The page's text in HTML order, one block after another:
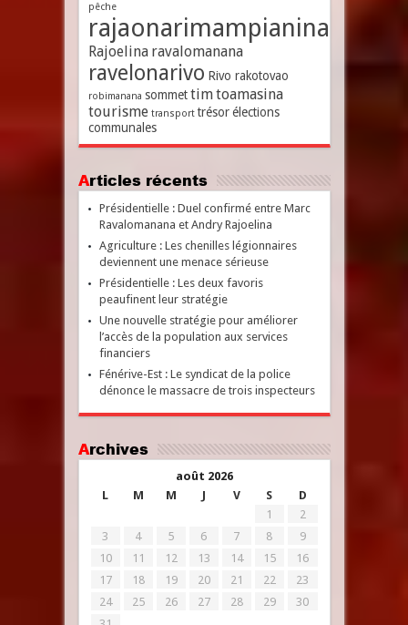
pêche
rajaonarimampianina
Rajoelina ravalomanana
ravelonarivo Rivo rakotovao
robimanana sommet timtoamasina
tourisme transport trésor élections
communales
Articles récents
Présidentielle : Duel confirmé entre Marc
Ravalomanana et Andry Rajoelina
Agriculture : Les chenilles légionnaires
deviennent une menace sérieuse
Présidentielle : Les deux favoris
peaufinent leur stratégie
Une nouvelle stratégie pour améliorer
l’accès de la population aux services
financiers
Fénérive-Est : Le syndicat de la police
dénonce le massacre de trois inspecteurs
Archives
août 2026
L
M M J V S D
1
2
3
4 5 6 7 8
9
10
11 12 13 14 15
16
17
18 19 20 21 22
23
24
25 26 27 28 29
30